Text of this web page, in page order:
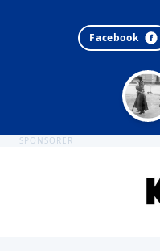
Facebook
SPONSORER